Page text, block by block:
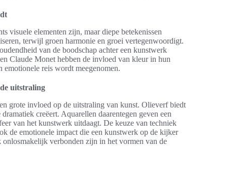
visuele elementen zijn, maar diepe betekenissen
terwijl groen harmonie en groei vertegenwoordigt.
van de boodschap achter een kunstwerk
Claude Monet hebben de invloed van kleur in hun
reis wordt meegenomen.
uitstraling
grote invloed op de uitstraling van kunst. Olieverf biedt
creëert. Aquarellen daarentegen geven een
van het kunstwerk uitdaagt. De keuze van techniek
de emotionele impact die een kunstwerk op de kijker
verbonden zijn in het vormen van de